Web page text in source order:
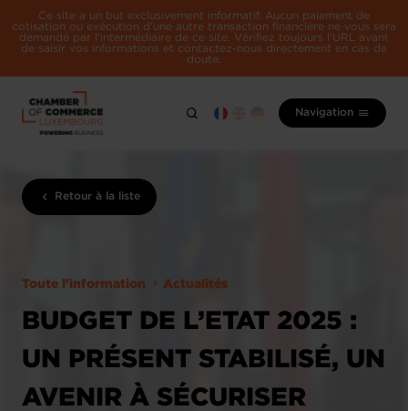
Ce site a un but exclusivement informatif. Aucun paiement de
cotisation ou exécution d'une autre transaction financière ne vous sera
demandé par l'intermédiaire de ce site. Vérifiez toujours l'URL avant
de saisir vos informations et contactez-nous directement en cas de
doute.
Navigation
Retour à la liste
Toute l'information Actualités
BUDGET DE L’ETAT 2025 :
UN PRÉSENT STABILISÉ, UN
AVENIR À SÉCURISER